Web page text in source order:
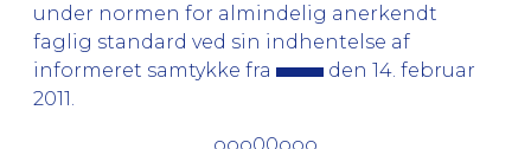
under normen for almindelig anerkendt
faglig standard ved sin indhentelse af
informeret samtykke fra
den 14. februar
2011.
ooo00ooo